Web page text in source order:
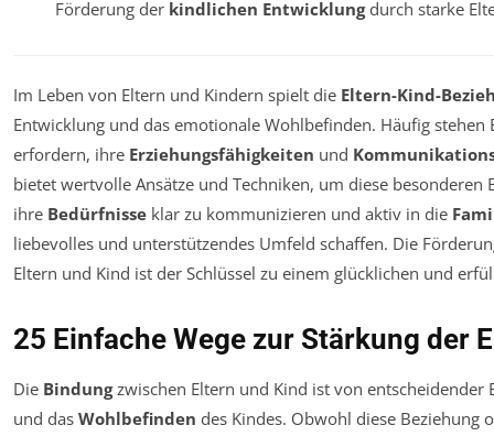
Förderung der kindlichen Entwicklungdurch starke
Im Leben von Eltern und Kindern spielt die Eltern-Kind-
Entwicklung und das emotionale Wohlbefinden. Häufig
erfordern, ihre Erziehungsfähigkeiten und
bietet wertvolle Ansätze und Techniken, um diese
ihre Bedürfnisse klar zu kommunizieren und aktiv in die
liebevolles und unterstützendes Umfeld schaffen. Die
Eltern und Kind ist der Schlüssel zu einem glücklichen und
25 Einfache Wege zur Stärkung der
Die Bindungzwischen Eltern und Kind ist von
und das Wohlbefinden des Kindes. Obwohl diese Beziehung